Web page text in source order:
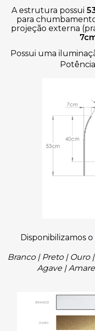
A estrutura possui
para
projeção externa
Possui uma
Disponibilizamos o
Branco |Preto |Ouro |
Agave |